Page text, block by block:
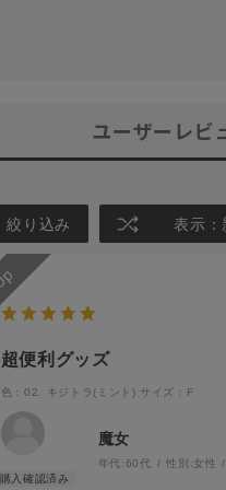
ユーザーレビ
絞り込み 表示：
超便利グッズ
色：02. キジトラ(ミント) サイズ：F
魔女
年代:60代 性別:女性